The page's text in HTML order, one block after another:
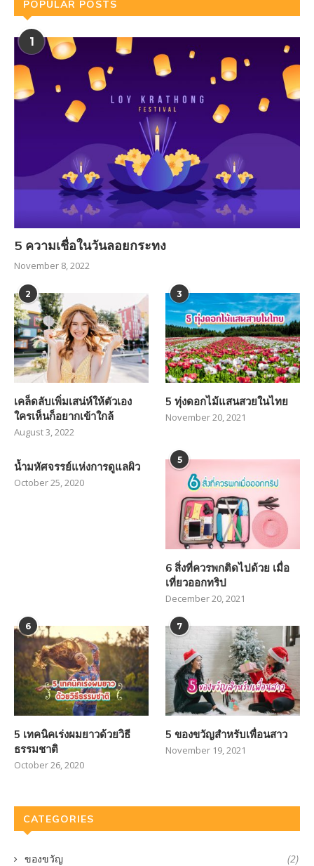
POPULAR POSTS
1
5 ความเชื่อในวันลอยกระทง
November 8, 2022
2
เคล็ดลับเพิ่มเสน่ห์ให้ตัวเอง
ใครเห็นก็อยากเข้าใกล้
August 3, 2022
3
5 ทุ่งดอกไม้แสนสวยในไทย
November 20, 2021
น้ำมหัศจรรย์แห่งการดูแลผิว
October 25, 2020
5
6 สิ่งที่ควรพกติดไปด้วย เมื่อ
เที่ยวออกทริป
December 20, 2021
6
5 เทคนิคเร่งผมยาวด้วยวิธี
ธรรมชาติ
October 26, 2020
7
5 ของขวัญสำหรับเพื่อนสาว
November 19, 2021
CATEGORIES
ของขวัญ (2)